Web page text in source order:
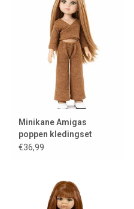
Minikane Amigas
poppen kledingset
Ensemble cache-coeur
€36,99